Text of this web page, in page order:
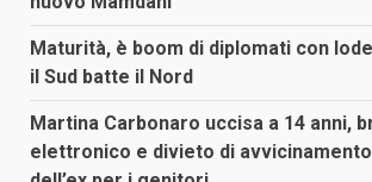
Maturità, è boom di diplomati con
il Sud batte il Nord
Martina Carbonaro uccisa a 14 anni,
elettronico e divieto di